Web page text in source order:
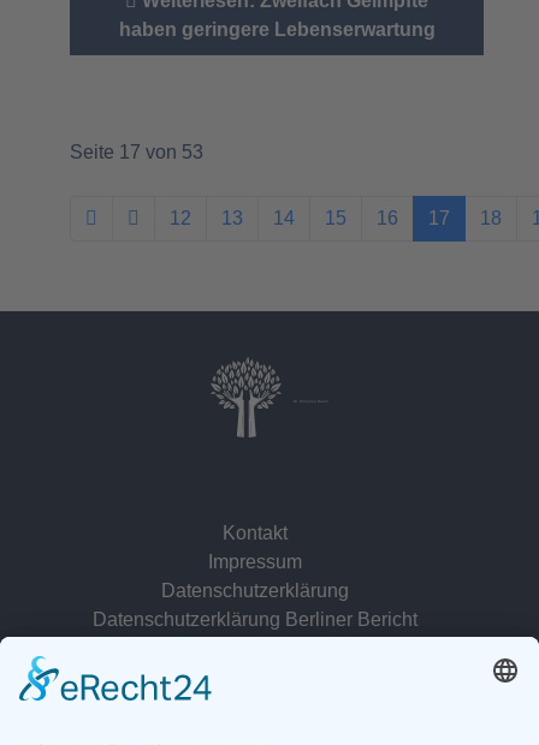
haben geringere Lebenserwartung
Seite 17 von 53
12 13 14 15 16 17 18
Dr. Christina Baum
Kontakt
Impressum
Datenschutzerklärung
Datenschutzerklärung Berliner Bericht